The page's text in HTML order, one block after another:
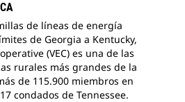
de líneas de energía
de Georgia a Kentucky,
(VEC) es una de las
rurales más grandes de la
de 115.900 miembros en
condados de Tennessee.